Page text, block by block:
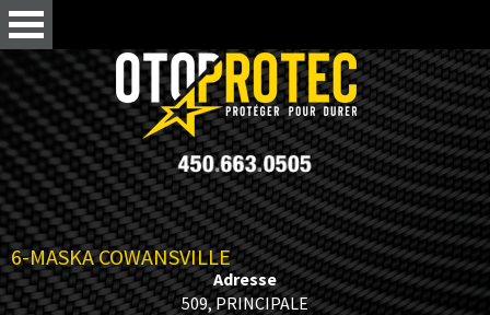
6-MASKA COWANSVILLE
Adresse
509, PRINCIPALE